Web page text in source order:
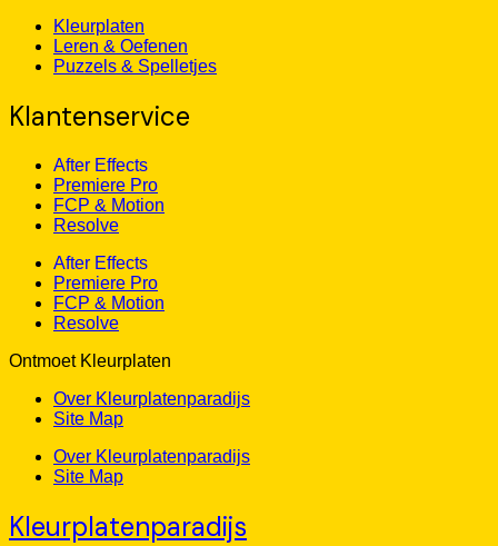
Kleurplaten
Leren & Oefenen
Puzzels & Spelletjes
Klantenservice
After Effects
Premiere Pro
FCP & Motion
Resolve
After Effects
Premiere Pro
FCP & Motion
Resolve
Ontmoet Kleurplaten
Over Kleurplatenparadijs
Site Map
Over Kleurplatenparadijs
Site Map
Kleurplatenparadijs